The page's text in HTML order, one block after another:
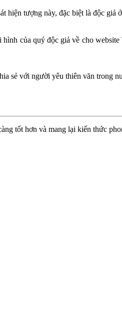
hiện tượng này, đặc biệt là độc giả
của quý độc giả về cho
sẻ với người yêu thiên văn trong
tốt hơn và mang lại kiến thức